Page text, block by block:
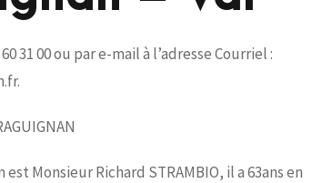
31 00 ou par e-mail à l’adresse Courriel :
Monsieur Richard STRAMBIO, il a 63ans en